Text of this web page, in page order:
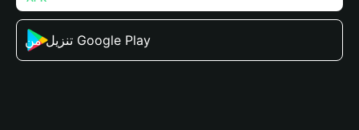
تنزيل من Google Play